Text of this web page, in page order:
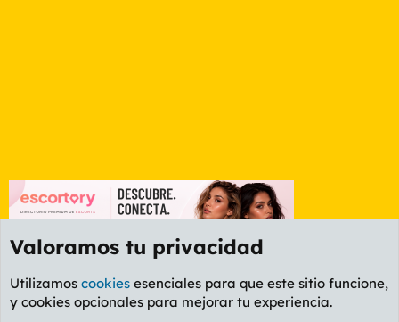
Foro General
Valoramos tu privacidad
Utilizamos cookies esenciales para que este sitio funcione,
y cookies opcionales para mejorar tu experiencia.